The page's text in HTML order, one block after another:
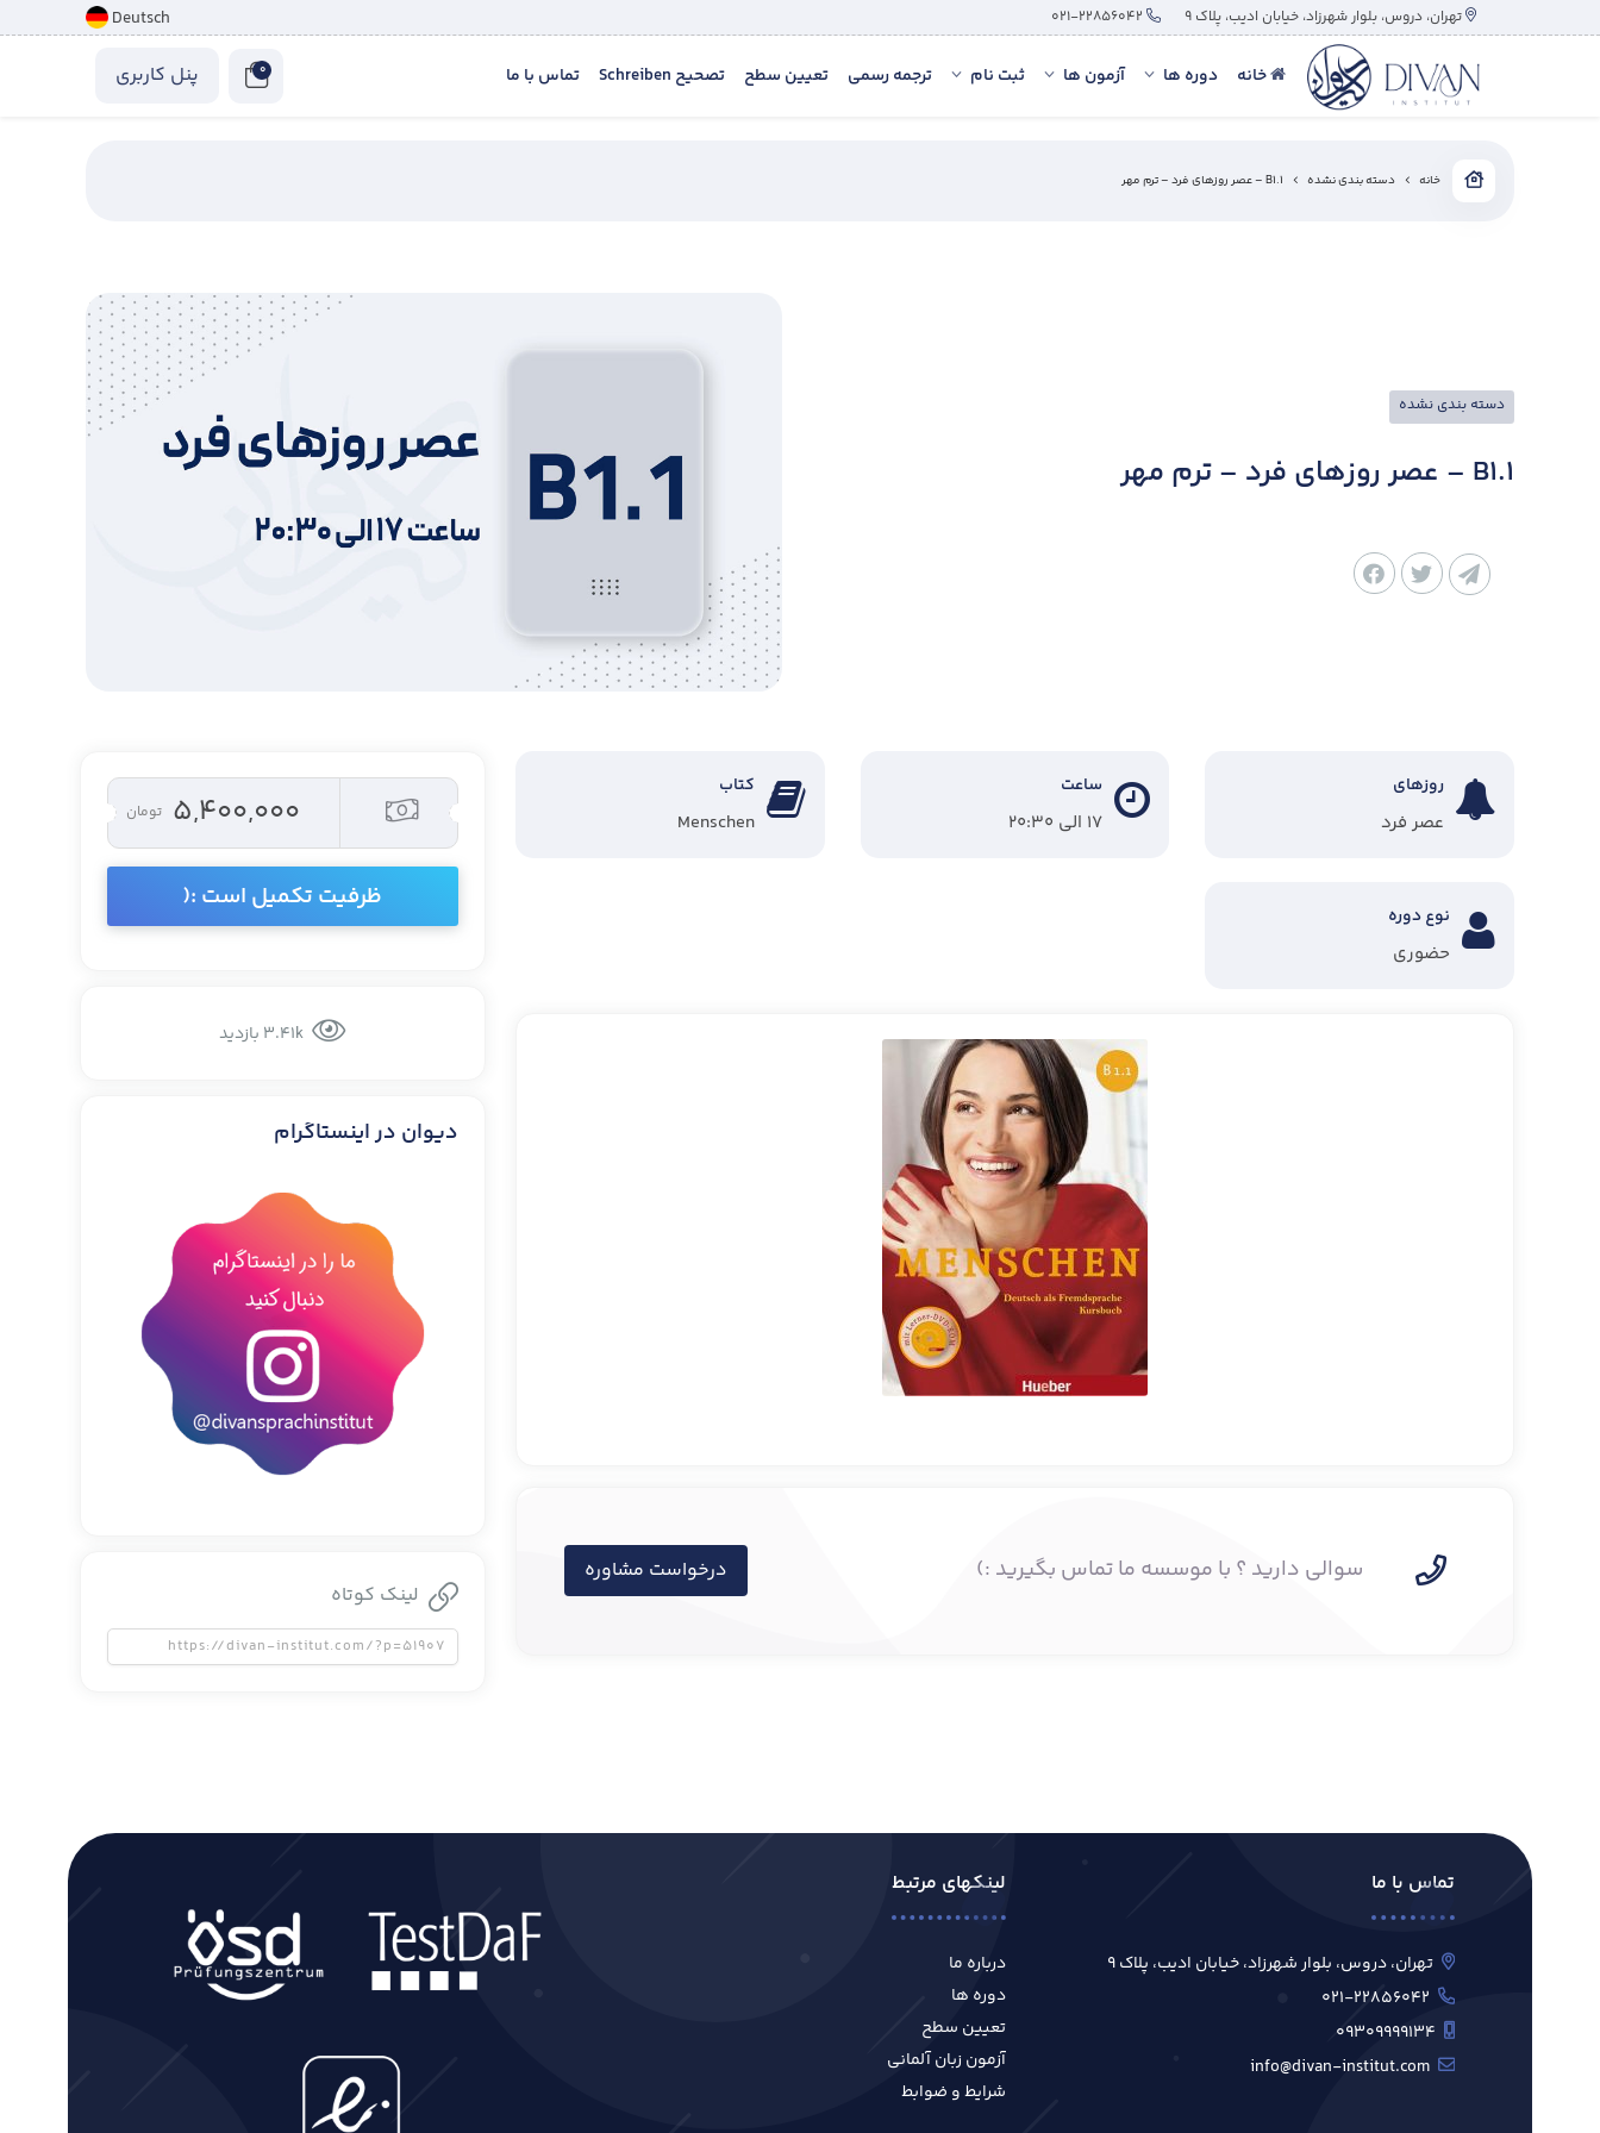
تهران، دروس، بلوار شهرزاد، خیابان ادیب، پلاک ۹ Deutsch
خانه دوره ها آزمون ها ثبت نام ترجمه رسمی تعیین سطح تصحیح Schreiben تماس با ما 0 پنل کاربری
خانه دسته بندی نشده B1.1 – عصر روزهای فرد – ترم مهر
دسته بندی نشده
B1.1 – عصر روزهای فرد – ترم مهر
روزهای
عصر فرد
ساعت
۱۷ الی ۲۰:۳۰
کتاب
Menschen
نوع دوره
حضوری
سوالی دارید ؟ با موسسه ما تماس بگیرید :) درخواست مشاوره
۵,۴۰۰,۰۰۰ تومان
ظرفیت تکمیل است :(
دیوان در اینستاگرام
لینک کوتاه
تماس با ما
تهران، دروس، بلوار شهرزاد، خیابان ادیب، پلاک ۹
لینکهای مرتبط
درباره ما
دوره ها
تعیین سطح
آزمون زبان آلمانی
شرایط و ضوابط